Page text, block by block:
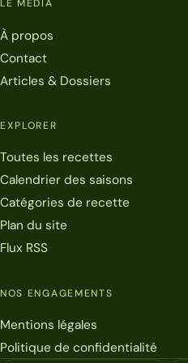
LE MÉDIA
À propos
Contact
Articles & Dossiers
EXPLORER
Toutes les recettes
Calendrier des saisons
Catégories de recette
Plan du site
Flux RSS
NOS ENGAGEMENTS
Mentions légales
Politique de confidentialité